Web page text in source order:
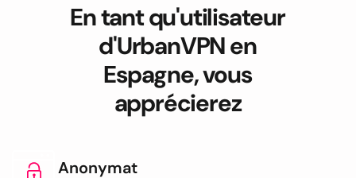
En tant qu'utilisateur
d'UrbanVPN en
Espagne, vous
apprécierez
Anonymat